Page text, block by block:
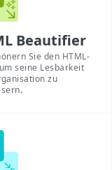
Beautifier
Sie den HTML-
seine Lesbarkeit
zu